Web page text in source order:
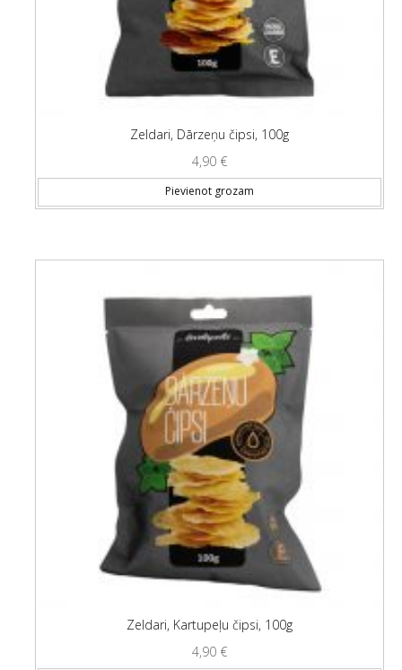
Zeldari, Dārzeņu čipsi, 100g
4,90 €
Pievienot grozam
Zeldari, Kartupeļu čipsi, 100g
4,90 €